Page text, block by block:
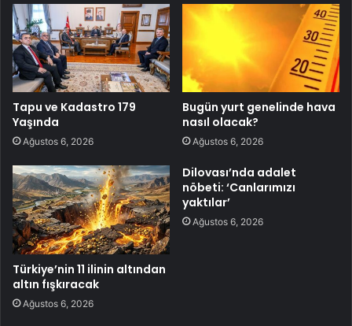
Tapu ve Kadastro 179
Yaşında
Ağustos 6, 2026
Bugün yurt genelinde hava
nasıl olacak?
Ağustos 6, 2026
Türkiye’nin 11 ilinin altından
altın fışkıracak
Ağustos 6, 2026
Dilovası’nda adalet
nöbeti: ‘Canlarımızı
yaktılar’
Ağustos 6, 2026